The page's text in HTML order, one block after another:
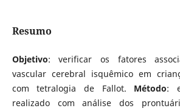
Resumo
Objetivo: verificar os fatores
vascular cerebral isquêmico em
com tetralogia de Fallot. Método:
realizado com análise dos